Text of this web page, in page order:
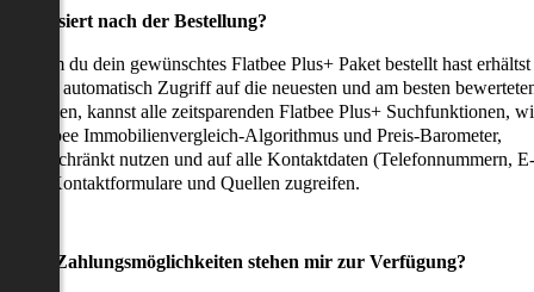
passiert nach der Bestellung?
du dein gewünschtes Flatbee Plus+ Paket bestellt hast erhältst
sofort automatisch Zugriff auf die neuesten und am besten
kannst alle zeitsparenden Flatbee Plus+ Suchfunktionen,
Flatbee Immobilienvergleich-Algorithmus und Preis-Barometer,
nutzen und auf alle Kontaktdaten (Telefonnummern, E-
Kontaktformulare und Quellen zugreifen.
Zahlungsmöglichkeiten stehen mir zur Verfügung?